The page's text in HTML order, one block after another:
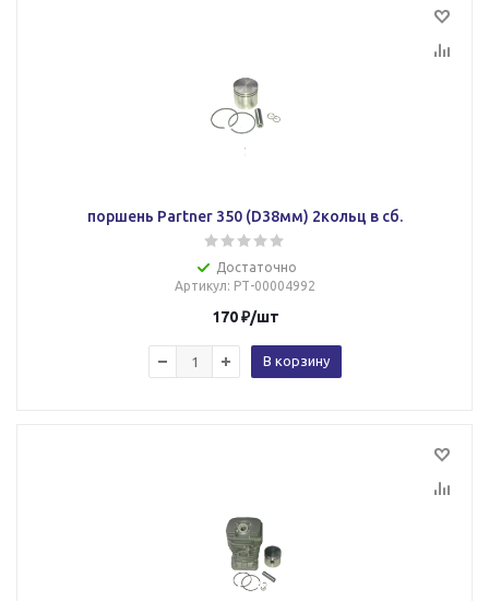
поршень Partner 350 (D38мм) 2кольц в сб.
Достаточно
Артикул: РТ-00004992
170₽/шт
В корзину